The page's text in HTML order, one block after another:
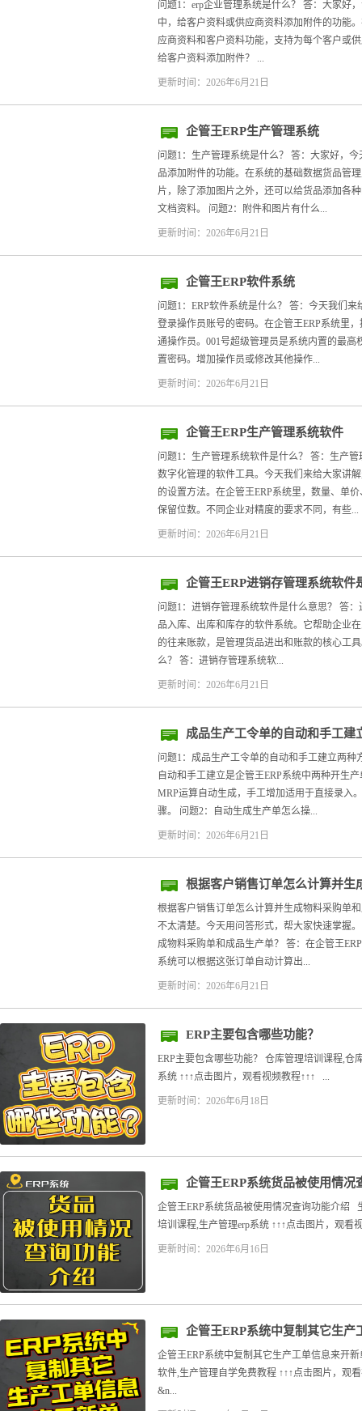
问题1：erp企业管理系统是什么？ 答：大家好
中，给客户资料或供应商资料添加附件的功能
应商资料和客户资料功能，支持为每个客户或
给客户资料添加附件？ ...
更新时间：2026年6月21日
企管王ERP生产管理系统
问题1：生产管理系统是什么？ 答：大家好，
品添加附件的功能。在系统的基础数据货品管
片，除了添加图片之外，还可以给货品添加各
文档资料。 问题2：附件和图片有什么...
更新时间：2026年6月21日
企管王ERP软件系统
问题1：ERP软件系统是什么？ 答：今天我们
登录操作员账号的密码。在企管王ERP系统里
通操作员。001号超级管理员是系统内置的最
置密码。增加操作员或修改其他操作...
更新时间：2026年6月21日
企管王ERP生产管理系统软件
问题1：生产管理系统软件是什么？ 答：生产
数字化管理的软件工具。今天我们来给大家讲
的设置方法。在企管王ERP系统里，数量、单
保留位数。不同企业对精度的要求不同，有些...
更新时间：2026年6月21日
企管王ERP进销存管理系统软件
问题1：进销存管理系统软件是什么意思？ 答
品入库、出库和库存的软件系统。它帮助企业
的往来账款，是管理货品进出和账款的核心工
么？ 答：进销存管理系统软...
更新时间：2026年6月21日
成品生产工令单的自动和手工建
问题1：成品生产工令单的自动和手工建立两
自动和手工建立是企管王ERP系统中两种开生
MRP运算自动生成，手工增加适用于直接录入
骤。 问题2：自动生成生产单怎么操...
更新时间：2026年6月21日
根据客户销售订单怎么计算并生
根据客户销售订单怎么计算并生成物料采购单
不太清楚。今天用问答形式，帮大家快速掌握
成物料采购单和成品生产单？ 答：在企管王
系统可以根据这张订单自动计算出...
更新时间：2026年6月21日
ERP主要包含哪些功能？
ERP主要包含哪些功能？ 仓库管理培训课程,仓
系统 ↑↑↑点击图片，观看视频教程↑↑↑ ...
更新时间：2026年6月18日
企管王ERP系统货品被使用情况
企管王ERP系统货品被使用情况查询功能介绍
培训课程,生产管理erp系统 ↑↑↑点击图片，观看
更新时间：2026年6月16日
企管王ERP系统中复制其它生产
企管王ERP系统中复制其它生产工单信息来开
软件,生产管理自学免费教程 ↑↑↑点击图片，观
&n...